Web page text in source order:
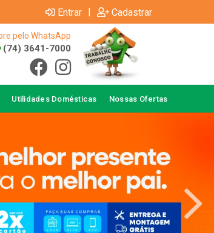
Entrar | Cadastrar
pelo WhatsApp
(74) 3641-7000
Utilidades Domésticas Nossas Ofertas